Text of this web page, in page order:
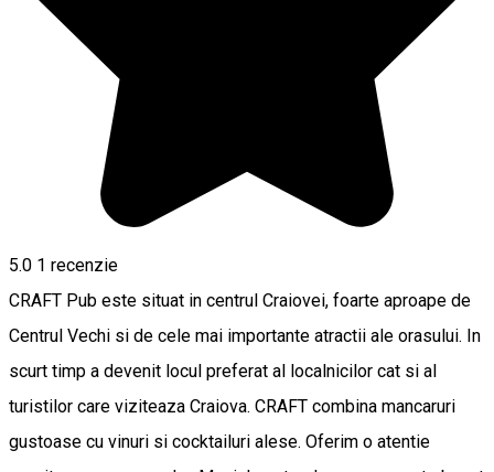
5.0 1 recenzie
CRAFT Pub este situat in centrul Craiovei, foarte aproape de
Centrul Vechi si de cele mai importante atractii ale orasului. In
scurt timp a devenit locul preferat al localnicilor cat si al
turistilor care viziteaza Craiova. CRAFT combina mancaruri
gustoase cu vinuri si cocktailuri alese. Oferim o atentie